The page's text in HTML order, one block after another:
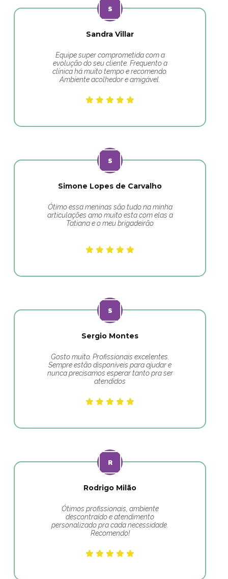
Sandra Villar
Equipe super comprometida com a
evolução do seu cliente. Frequento a
clínica há muito tempo e recomendo.
Ambiente acolhedor e amigável.
Simone Lopes de Carvalho
Ótimo essa meninas são tudo na minha
articulações amo muito esta com elas a
Tatiana e o meu brigadeirão
Sergio Montes
Gosto muito. Profissionais excelentes.
Sempre estão disponíveis para ajudar e
nunca precisamos esperar tanto pra ser
atendidos
Rodrigo Milão
Ótimos profissionais, ambiente
descontraído e atendimento
personalizado pra cada necessidade.
Recomendo!